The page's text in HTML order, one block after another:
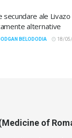
secundare ale
alternative
BELODODIA 18/
of